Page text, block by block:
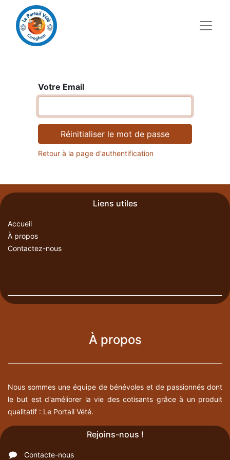
Votre Email
Réinitialiser le mot de passe
Retour à la page d'authentification
Liens utiles
Accueil
À propos
Contactez-nous
À propos
Nous sommes une équipe de bénévoles et de passionnés dont
le but est d'améliorer la vie des cotisants grâce à un produit
qualitatif : Le Portail Vété.
Rejoins-nous !
Contacte-nous